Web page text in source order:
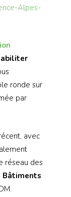
Alpes-
ronde sur
par
avec
réseau des
Bâtiments